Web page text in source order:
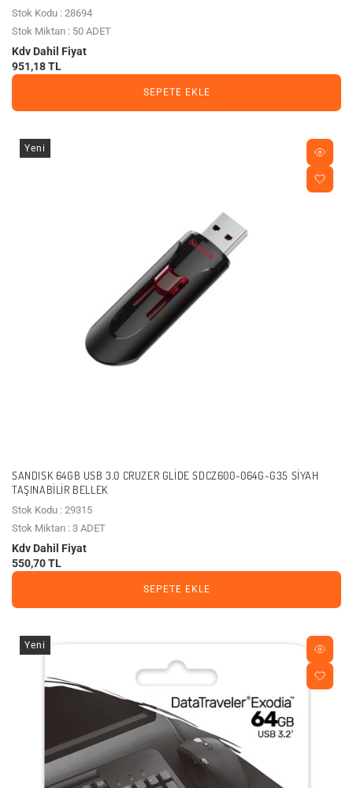
Stok Kodu : 28694
Stok Miktarı : 50 ADET
Kdv Dahil Fiyat
951,18 TL
SEPETE EKLE
Yeni
SANDISK 64GB USB 3.0 CRUZER GLIDE SDCZ600-064G-G35 SIYAH
TAŞINABILIR BELLEK
Stok Kodu : 29315
Stok Miktarı : 3 ADET
Kdv Dahil Fiyat
550,70 TL
SEPETE EKLE
Yeni